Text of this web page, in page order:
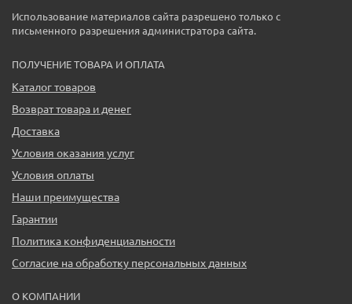
Использование материалов сайта разрешено только с
письменного разрешения администратора сайта.
ПОЛУЧЕНИЕ ТОВАРА И ОПЛАТА
Каталог товаров
Возврат товара и денег
Доставка
Условия оказания услуг
Условия оплаты
Наши преимущества
Гарантии
Политика конфиденциальности
Согласие на обработку персональных данных
О КОМПАНИИ